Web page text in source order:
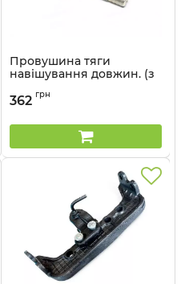
Провушина тяги
навішування довжин. (з
800-952,1221 РЗТ
362 грн